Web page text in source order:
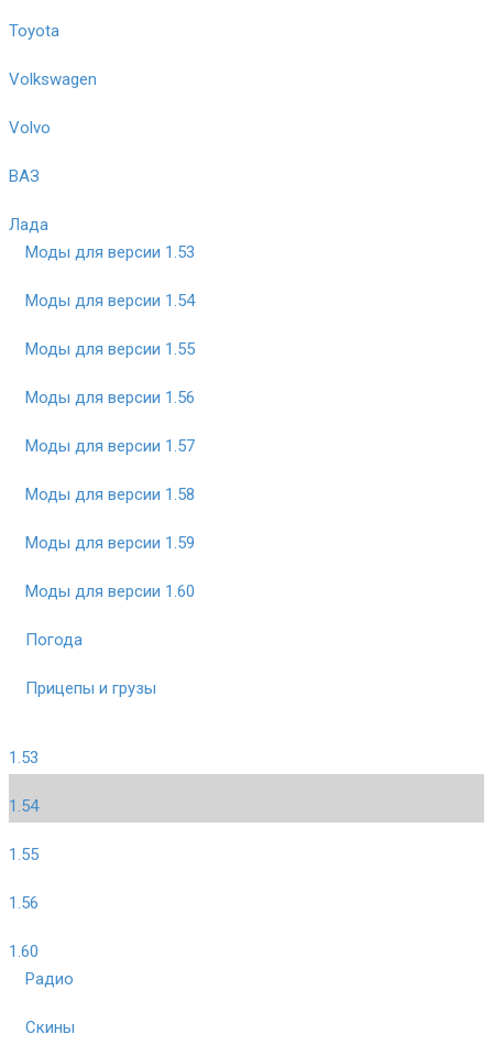
Toyota
Volkswagen
Volvo
ВАЗ
Лада
Моды для версии 1.53
Моды для версии 1.54
Моды для версии 1.55
Моды для версии 1.56
Моды для версии 1.57
Моды для версии 1.58
Моды для версии 1.59
Моды для версии 1.60
Погода
Прицепы и грузы
1.53
1.54
1.55
1.56
1.60
Радио
Скины